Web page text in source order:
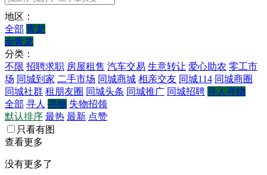
地区：
全部 青龙
全青龙
分类：
不限 招聘求职 房屋租售 汽车交易 生意转让 爱心助农 零工市
场 同城到家 二手市场 同城商城 相亲交友 同城114 同城商圈
同城社群 租朋友圈 同城头条 同城推广 同城招聘 寻人寻物
全部 寻人 寻物 失物招领
默认排序 最热 最新 点赞
只看有图
查看更多
没有更多了